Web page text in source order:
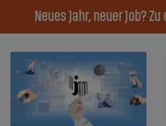
Neues Jahr, neuer Job?